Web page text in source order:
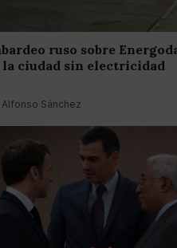
ruso sobre
la ciudad sin electricidad
Alfonso Sánchez